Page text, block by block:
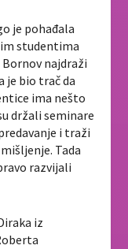
je pohađala
studentima
najdraži
je bio trač da
ima nešto
držali seminare
i traži
Tada
razvijali
iz